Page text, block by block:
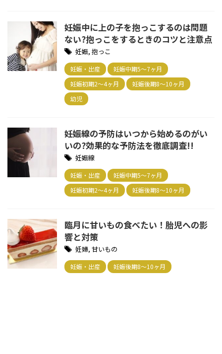
妊娠中に上の子を抱っこするのは問題
ない?抱っこをするときのコツと注意点
妊娠, 抱っこ
妊娠・出産
妊娠中期5～7ヶ月
妊娠初期2～4ヶ月
妊娠後期8～10ヶ月
幼児
妊娠線の予防はいつから始めるのがい
いの?効果的な予防法を徹底調査!!
妊娠線
妊娠・出産
妊娠中期5～7ヶ月
妊娠初期2～4ヶ月
妊娠後期8～10ヶ月
臨月に甘いもの食べたい！胎児への影
響と対策
妊婦, 甘いもの
妊娠・出産 妊娠後期8～10ヶ月